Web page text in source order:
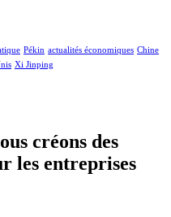
Pékin actualités économiques Chine
Xi Jinping
créons des
les entreprises